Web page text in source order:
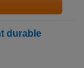
durable